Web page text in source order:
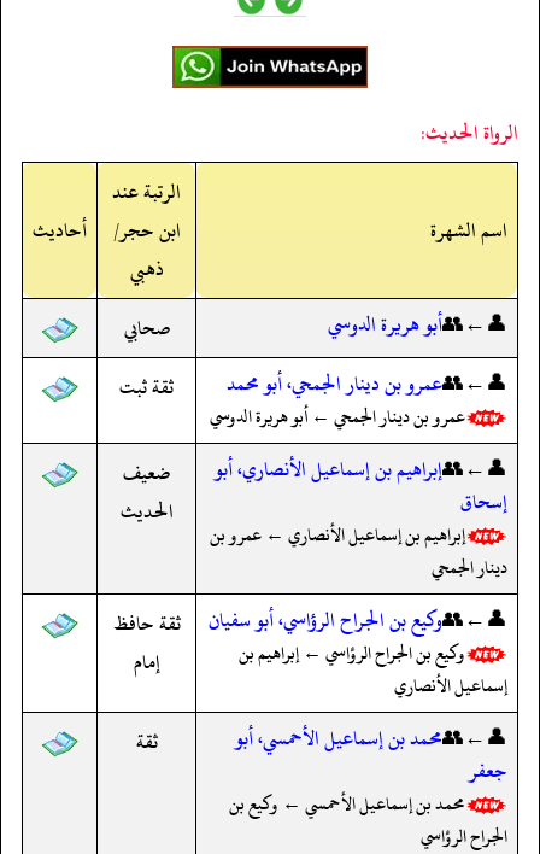
الرواة الحديث:
اسم الشهرة
الرتبة عند
ابن حجر/
ذهبي
أحاديث
👤←👥أبو هريرة الدوسي
صحابي
👤←👥عمرو بن دينار الجمحي، أبو محمد
عمرو بن دينار الجمحي ← أبو هريرة الدوسي
ثقة ثبت
👤←👥إبراهيم بن إسماعيل الأنصاري، أبو
إسحاق
إبراهيم بن إسماعيل الأنصاري ← عمرو بن
دينار الجمحي
ضعيف
الحديث
👤←👥وكيع بن الجراح الرؤاسي، أبو سفيان
وكيع بن الجراح الرؤاسي ← إبراهيم بن
إسماعيل الأنصاري
ثقة حافظ
إمام
👤←👥محمد بن إسماعيل الأحمسي، أبو
جعفر
محمد بن إسماعيل الأحمسي ← وكيع بن
الجراح الرؤاسي
ثقة